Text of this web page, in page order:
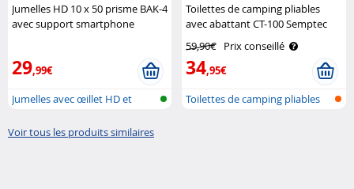
Jumelles HD 10 x 50 prisme BAK-4
avec support smartphone
29,99€
Jumelles avec œillet HD et
Toilettes de camping pliables
avec abattant CT-100 Semptec
59,90€ Prix conseillé
34,95€
Toilettes de camping pliables
Voir tous les produits similaires